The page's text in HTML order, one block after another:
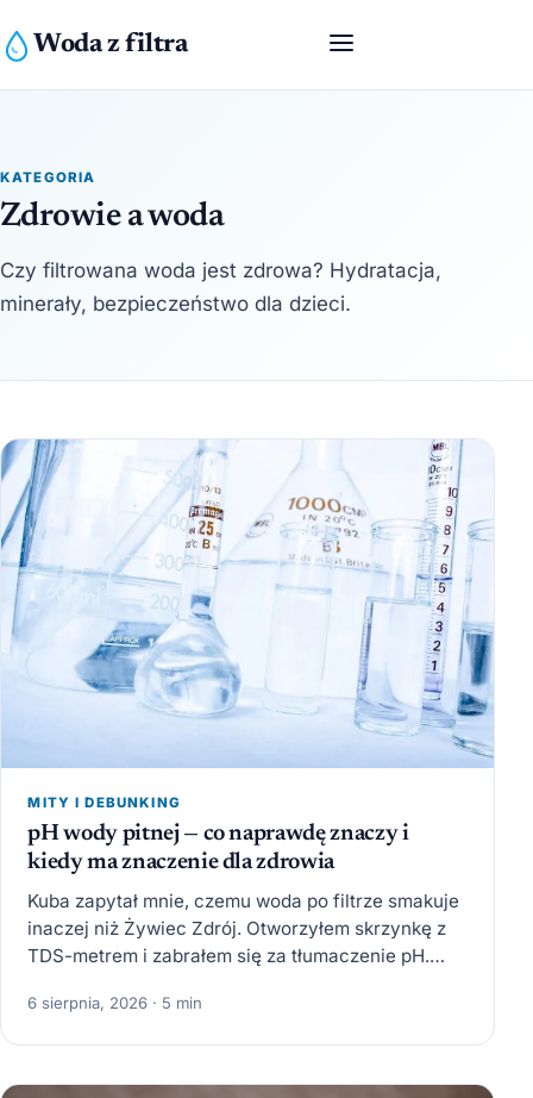
Woda z filtra
KATEGORIA
Zdrowie a woda
Czy filtrowana woda jest zdrowa? Hydratacja,
minerały, bezpieczeństwo dla dzieci.
MITY I DEBUNKING
pH wody pitnej — co naprawdę znaczy i
kiedy ma znaczenie dla zdrowia
Kuba zapytał mnie, czemu woda po filtrze smakuje
inaczej niż Żywiec Zdrój. Otworzyłem skrzynkę z
TDS-metrem i zabrałem się za tłumaczenie pH.
6 sierpnia, 2026 · 5 min